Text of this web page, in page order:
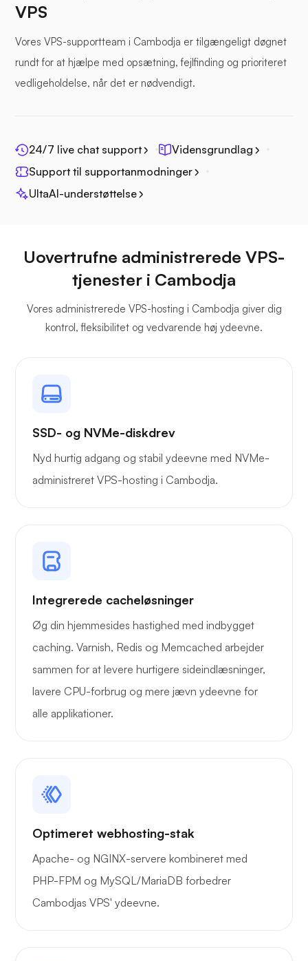
Havfil
Plex
Røntgen
Vidunder
Portner
VPS
Vores VPS-supportteam i Cambodja er tilgængeligt døgnet
rundt for at hjælpe med opsætning, fejlfinding og prioriteret
vedligeholdelse, når det er nødvendigt.
24/7 live chat support
Vidensgrundlag
Support til supportanmodninger
UltaAI-understøttelse
Uovertrufne administrerede VPS-
tjenester i Cambodja
Vores administrerede VPS-hosting i Cambodja giver dig
kontrol, fleksibilitet og vedvarende høj ydeevne.
SSD- og NVMe-diskdrev
Nyd hurtig adgang og stabil ydeevne med NVMe-
administreret VPS-hosting i Cambodja.
Integrerede cacheløsninger
Øg din hjemmesides hastighed med indbygget
caching. Varnish, Redis og Memcached arbejder
sammen for at levere hurtigere sideindlæsninger,
lavere CPU-forbrug og mere jævn ydeevne for
alle applikationer.
Optimeret webhosting-stak
Apache- og NGINX-servere kombineret med
PHP-FPM og MySQL/MariaDB forbedrer
Cambodjas VPS' ydeevne.